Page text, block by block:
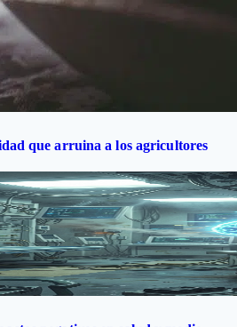
que arruina a los agricultores